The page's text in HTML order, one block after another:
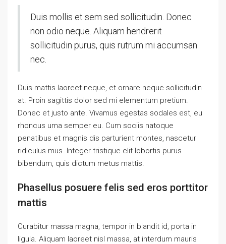
Duis mollis et sem sed sollicitudin. Donec
non odio neque. Aliquam hendrerit
sollicitudin purus, quis rutrum mi accumsan
nec.
Duis mattis laoreet neque, et ornare neque sollicitudin
at. Proin sagittis dolor sed mi elementum pretium.
Donec et justo ante. Vivamus egestas sodales est, eu
rhoncus urna semper eu. Cum sociis natoque
penatibus et magnis dis parturient montes, nascetur
ridiculus mus. Integer tristique elit lobortis purus
bibendum, quis dictum metus mattis.
Phasellus posuere felis sed eros porttitor
mattis
Curabitur massa magna, tempor in blandit id, porta in
ligula. Aliquam laoreet nisl massa, at interdum mauris